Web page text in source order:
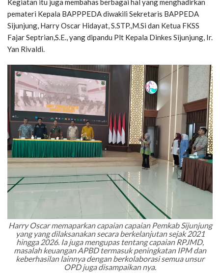
Kegiatan itu juga membahas berbagai hal yang menghadirkan
pemateri Kepala BAPPPEDA diwakili Sekretaris BAPPEDA
Sijunjung, Harry Oscar Hidayat, S.STP.,M.Si dan Ketua FKSS
Fajar Septrian,S.E., yang dipandu Plt Kepala Dinkes Sijunjung, Ir.
Yan Rivaldi.
Harry Oscar memaparkan capaian capaian Pemkab Sijunjung
yang yang dilaksanakan secara berkelanjutan sejak 2021
hingga 2026. Ia juga mengupas tentang capaian RPJMD,
masalah keuangan APBD termasuk peningkatan IPM dan
keberhasilan lainnya dengan berkolaborasi semua unsur
OPD juga disampaikan nya.